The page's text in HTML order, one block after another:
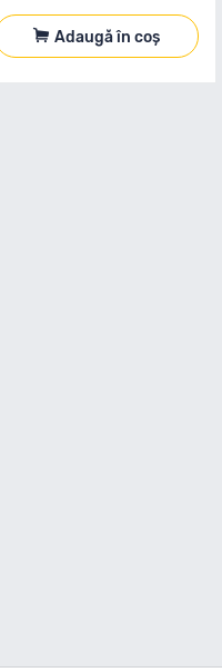
Adaugă în coș